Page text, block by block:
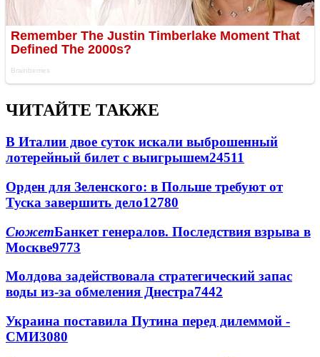
ЧИТАЙТЕ ТАКЖЕ
В Италии двое суток искали выброшенный
лотерейный билет с выигрышем24511
Орден для Зеленского: в Польше требуют от
Туска завершить дело12780
СюжетБанкет генералов. Последствия взрыва в
Москве9773
Молдова задействовала стратегический запас
воды из-за обмеления Днестра7442
Украина поставила Путина перед дилеммой -
СМИ3080